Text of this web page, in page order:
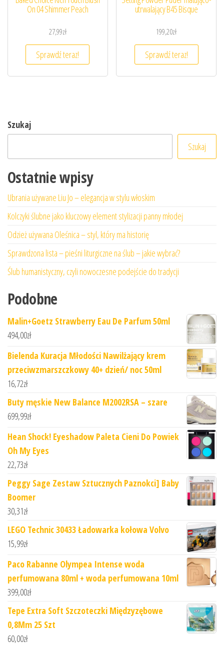
On 04 Shimmer Peach
27,99zł
Sprawdź teraz!
utrwalający B45 Bisque
199,20zł
Sprawdź teraz!
Szukaj
Szukaj
Ostatnie wpisy
Ubrania używane Liu Jo – elegancja w stylu włoskim
Kolczyki ślubne jako kluczowy element stylizacji panny młodej
Odzież używana Oleśnica – styl, który ma historię
Sprawdzona lista – pieśni liturgiczne na ślub – jakie wybrać?
Ślub humanistyczny, czyli nowoczesne podejście do tradycji
Podobne
Malin+Goetz Strawberry Eau De Parfum 50ml
494,00zł
Bielenda Kuracja Młodości Nawilżający krem
przeciwzmarszczkowy 40+ dzień/ noc 50ml
16,72zł
Buty męskie New Balance M2002RSA – szare
699,99zł
Hean Shock! Eyeshadow Paleta Cieni Do Powiek
Oh My Eyes
22,73zł
Peggy Sage Zestaw Sztucznych Paznokci] Baby
Boomer
30,31zł
LEGO Technic 30433 Ładowarka kołowa Volvo
15,99zł
Paco Rabanne Olympea Intense woda
perfumowana 80ml + woda perfumowana 10ml
399,00zł
Tepe Extra Soft Szczoteczki Międzyzębowe
0,8Mm 25 Szt
60,00zł